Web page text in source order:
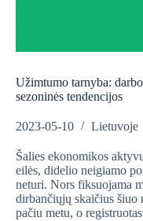
Užimtumo tarnyba:
sezoninės tendencijos
2023-05-10 Lietuvoje
Šalies ekonomikos
eilės, didelio neigiamo
neturi. Nors fiksuojama
dirbančiųjų skaičius šiuo
pačiu metu, o